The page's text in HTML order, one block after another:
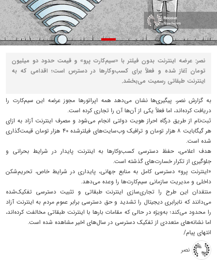
نصر: عرضه اینترنت بدون فیلتر با «سیم‌کارت پرو» و قیمت حدود دو میلیون
تومان آغاز شده و فعلاً برای کسب‌وکارها در دسترس است؛ اقدامی که به
اینترنت طبقاتی رسمیت می‌بخشد.
به گزارش نصر، پیگیری‌ها نشان می‌دهد همه اپراتورها مجوز عرضه این سیم‌کارت را
دریافت کرده‌اند، اما فعلاً یکی از آن‌ها آن را تجاری کرده است.
ثبت‌نام از طریق درگاه احراز هویت دولتی انجام می‌شود و مصرف اینترنت آزاد به ازای
هر گیگابایت ۸ هزار تومان و ترافیک وب‌سایت‌های فیلترشده ۴۰ هزار تومان قیمت‌گذاری
شده است.
هدف اعلامی، حفظ دسترسی کسب‌وکارها به اینترنت پایدار در شرایط بحرانی و
جلوگیری از تکرار خسارت‌های گذشته است.
«اینترنت پرو» دسترسی کامل به منابع جهانی، پایداری در شرایط خاص، تحریم‌شکن
داخلی و مدیریت سازمانی سیم‌کارت‌ها را وعده می‌دهد.
منتقدان این طرح را تجاری‌سازی اینترنت طبقاتی و تثبیت دسترسی تفکیک‌شده
می‌دانند که نابرابری دیجیتال را تشدید و حق دسترسی برابر عموم مردم به اینترنت آزاد
را محدود می‌کند؛ به‌ویژه در حالی که مقامات بارها با اینترنت طبقاتی مخالفت کرده‌اند،
اما نشانه‌های متعددی از تفکیک دسترسی در سال‌های اخیر مشاهده شده است.
انتهای پیام/
نصر